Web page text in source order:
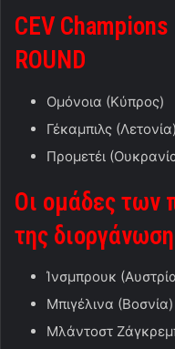
CEV Champions
ROUND
Ομόνοια (Κύπρος)
Γέκαμπιλς (Λετονία)
Προμετέι
Οι ομάδες των
της
Ίνσμπρουκ
Μπιγέλινα (Βοσνία)
Μλάντοστ